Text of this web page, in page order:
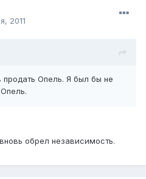
2011
Опель. Я был бы не
обрел независимость.